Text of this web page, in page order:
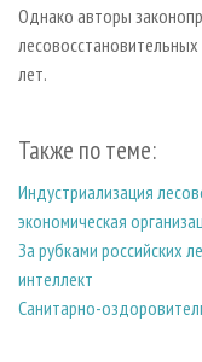
Однако авторы
лет.
Также по теме:
Индустриализация
экономическая
За рубками российских
интеллект
Санитарно-